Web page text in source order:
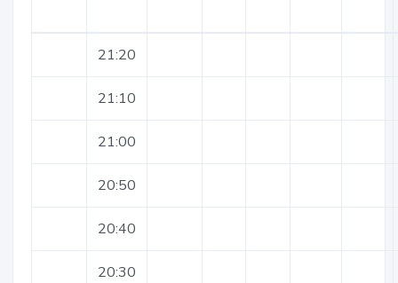
21:20
21:10
21:00
20:50
20:40
20:30